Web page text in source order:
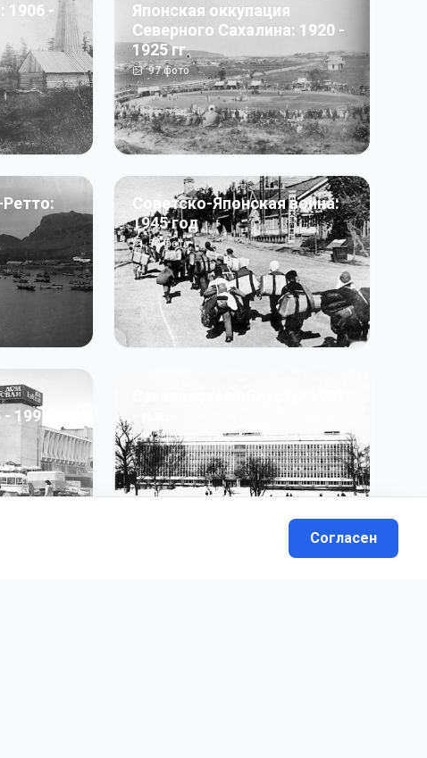
1906 -
Японская оккупация
Северного Сахалина: 1920 -
1925 гг
97фото
Советско-Японская война:
1945 год
50фото
1991 гг
13фото
Согласен